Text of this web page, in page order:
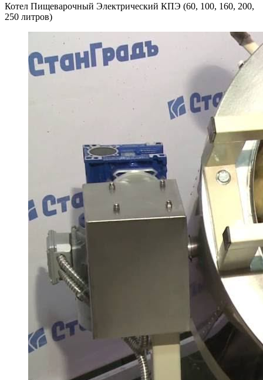
Котел Пищеварочный Электрический КПЭ (60, 100, 160, 200,
250 литров)